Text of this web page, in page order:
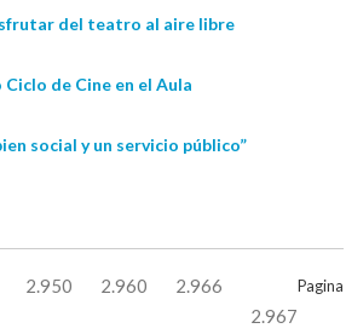
del teatro al aire libre
de Cine en el Aula
social y un servicio público”
Pagina
2.950 2.960
2.966
2.967